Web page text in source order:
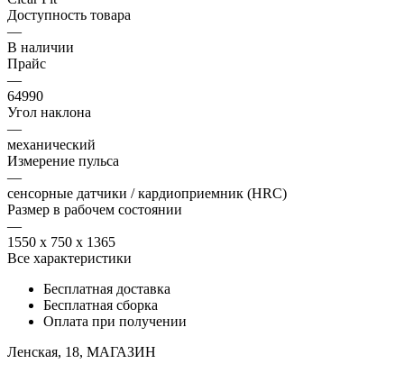
Доступность товара
—
В наличии
Прайс
—
64990
Угол наклона
—
механический
Измерение пульса
—
сенсорные датчики / кардиоприемник (HRC)
Размер в рабочем состоянии
—
1550 x 750 x 1365
Все характеристики
Бесплатная доставка
Бесплатная сборка
Оплата при получении
Ленская, 18, МАГАЗИН